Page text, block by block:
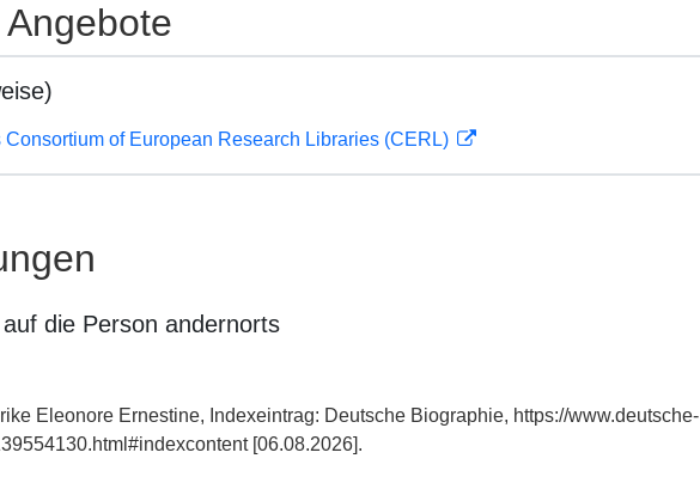
Consortium of European Research Libraries (CERL)
die Person andernorts
Eleonore Ernestine, Indexeintrag: Deutsche Biographie, https://www.deutsche-
[06.08.2026].